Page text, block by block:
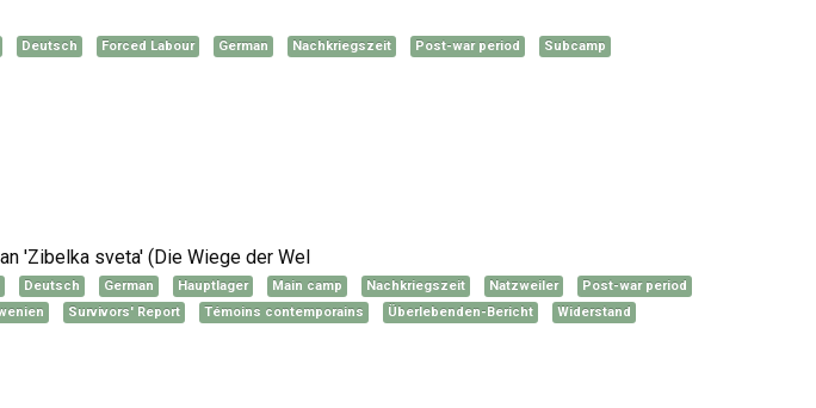
Deutsch Forced Labour German Nachkriegszeit Post-war period
Subcamp
'Zibelka sveta' (Die Wiege der Wel
Deutsch German Hauptlager Main camp Nachkriegszeit Natzweiler
Post-war period
Survivors' Report Témoins contemporains Überlebenden-Bericht
Widerstand